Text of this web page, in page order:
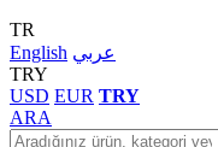
TR
English عربي
TRY
USD EUR TRY
ARA